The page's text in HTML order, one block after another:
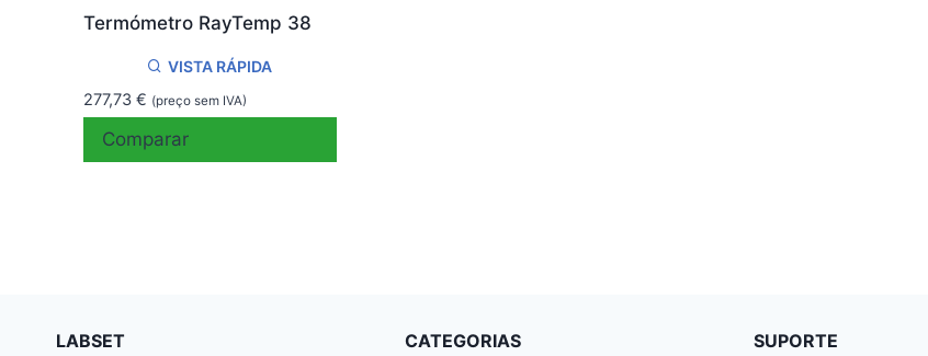
Termómetro RayTemp 38
VISTA RÁPIDA
277,73 € (preço sem IVA)
Comparar
LABSET CATEGORIAS SUPORTE